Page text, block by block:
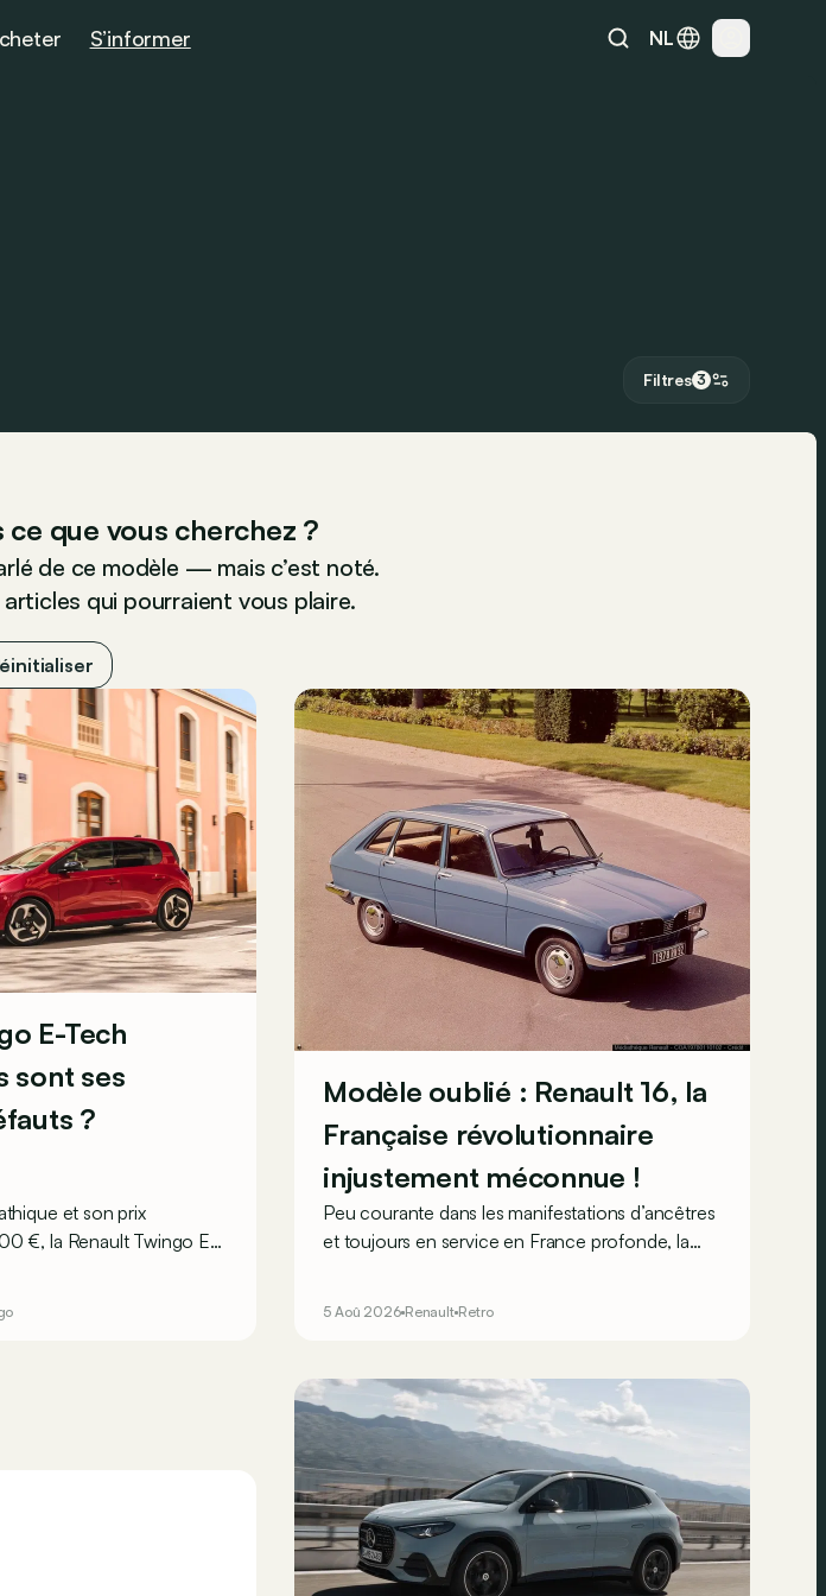
S’informer NL
Filtres 3
que vous cherchez ?
de ce modèle — mais c’est noté.
qui pourraient vous plaire.
E-Tech
sont ses
?
et son prix
€, la Renault Twingo E-
? Voici ses
Modèle oublié : Renault 16, la
Française révolutionnaire
injustement méconnue !
Peu courante dans les manifestations d’ancêtres
et toujours en service en France profonde, la
5 Aoû 2026 Renault Retro